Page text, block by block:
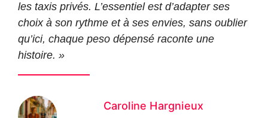
les taxis privés. L’essentiel est d’adapter ses
choix à son rythme et à ses envies, sans oublier
qu’ici, chaque peso dépensé raconte une
histoire. »
Caroline Hargnieux